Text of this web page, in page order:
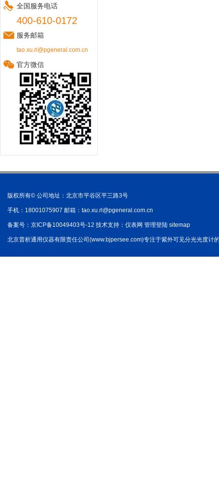
全国服务电话
400-610-0172
服务邮箱
tao.xu.rl@pgeneral.com.cn
官方微信
版权所有© 公司地址：北京市平谷区平三路3号
手机：18001075907 邮箱： tao.xu.rl@pgeneral.com.cn
备案号： 京ICP备10049403号-12 技术支持： 仪表网 管理登陆 sitemap
北京普析通用仪器有限责任公司(www.bjpersee.com)专注于紫外可见分光光度计